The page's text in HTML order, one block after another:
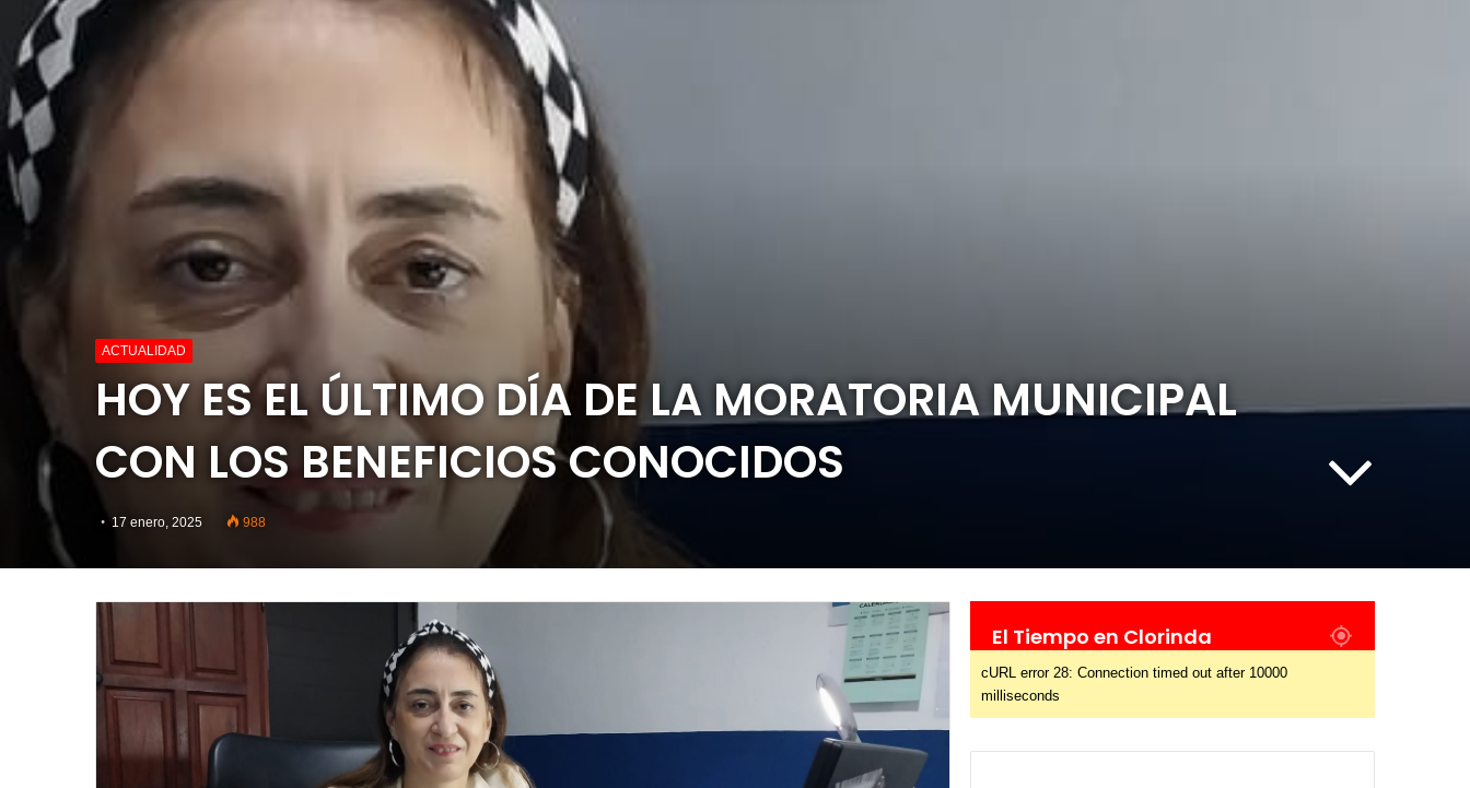
ACTUALIDAD
HOY ES EL ÚLTIMO DÍA DE LA MORATORIA MUNICIPAL
CON LOS BENEFICIOS CONOCIDOS
17 enero, 2025 988
El Tiempo en Clorinda
cURL error 28: Connection timed out after 10000
milliseconds